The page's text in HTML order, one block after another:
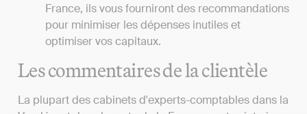
France, ils vous fourniront des recommandations
pour minimiser les dépenses inutiles et
optimiser vos capitaux.
Les commentaires de la clientèle
La plupart des cabinets d'experts-comptables dans la